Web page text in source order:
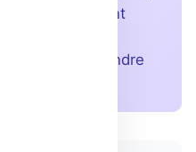
stimulant
vise à rendre